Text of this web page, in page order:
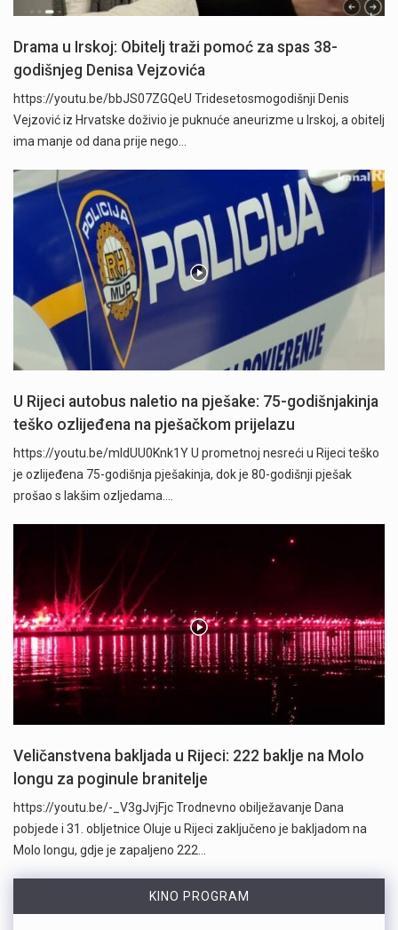
Drama u Irskoj: Obitelj traži pomoć za spas 38-
godišnjeg Denisa Vejzovića
https://youtu.be/bbJS07ZGQeU Tridesetosmogodišnji Denis
Vejzović iz Hrvatske doživio je puknuće aneurizme u Irskoj, a obitelj
ima manje od dana prije nego…
U Rijeci autobus naletio na pješake: 75-godišnjakinja
teško ozlijeđena na pješačkom prijelazu
https://youtu.be/mldUU0Knk1Y U prometnoj nesreći u Rijeci teško
je ozlijeđena 75-godišnja pješakinja, dok je 80-godišnji pješak
prošao s lakšim ozljedama.…
Veličanstvena bakljada u Rijeci: 222 baklje na Molo
longu za poginule branitelje
https://youtu.be/-_V3gJvjFjc Trodnevno obilježavanje Dana
pobjede i 31. obljetnice Oluje u Rijeci zaključeno je bakljadom na
Molo longu, gdje je zapaljeno 222…
KINO PROGRAM